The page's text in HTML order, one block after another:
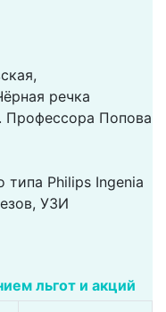
речка
Профессора Попова
Philips Ingenia
УЗИ
льгот и акций